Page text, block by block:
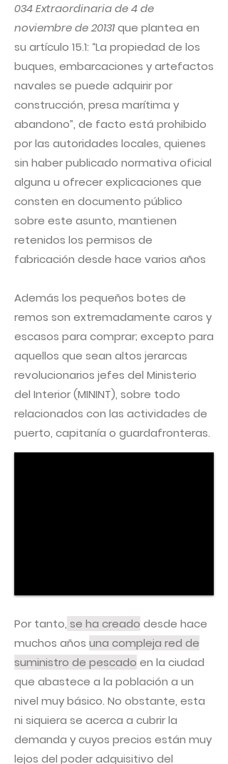
034 Extraordinaria de 4 de
noviembre de 20131que plantea en
su artículo 15.1: “La propiedad de los
buques, embarcaciones y artefactos
navales se puede adquirir por
construcción, presa marítima y
abandono”, de facto está prohibido
por las autoridades locales, quienes
sin haber publicado normativa oficial
alguna u ofrecer explicaciones que
consten en documento público
sobre este asunto, mantienen
retenidos los permisos de
fabricación desde hace varios años
Además los pequeños botes de
remos son extremadamente caros y
escasos para comprar; excepto para
aquellos que sean altos jerarcas
revolucionarios jefes del Ministerio
del Interior (MININT), sobre todo
relacionados con las actividades de
puerto, capitanía o guardafronteras.
Por tanto, se ha creado desde hace
muchos años una compleja red de
suministro de pescado en la ciudad
que abastece a la población a un
nivel muy básico. No obstante, esta
ni siquiera se acerca a cubrir la
demanda y cuyos precios están muy
lejos del poder adquisitivo del